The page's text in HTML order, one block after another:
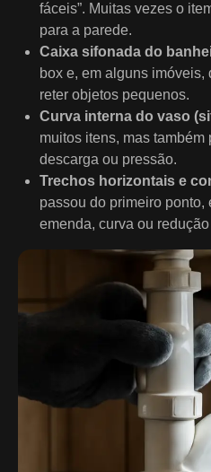
fáceis”. Muitas vezes o
para a parede.
Caixa sifonada do
box e, em alguns
reter objetos pequenos.
Curva interna do vaso
muitos itens, mas também
descarga ou pressão.
Trechos horizontais e
passou do primeiro ponto,
emenda, curva ou